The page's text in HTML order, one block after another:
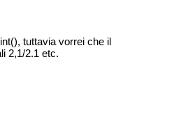
tuttavia vorrei che il
2,1/2.1 etc.